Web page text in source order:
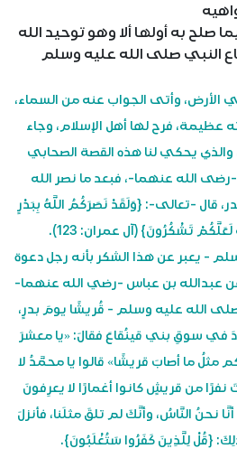
صلح به أولها ألا وهو توحيد الله
النبي صلى الله عليه وسلم
وأتى الجواب عنه من السماء،
عظيمة، فرح لها أهل الإسلام، وجاء
والذي يحكي لنا هذه القصة الصحابي
رضى الله عنهما-، فبعد ما نصر الله
قال -تعالى-: {وَلَقَدْ نَصَرَكُمُ اللَّهُ بِبَدْرٍ
تَشْكُرُونَ} (آل عمران: 123).
- يعبر عن هذا الشكر بأنه رجل دعوة
عبدالله بن عباس -رضي الله عنهما-
الله عليه وسلم - قُريشًا يومَ بدرٍ،
في سوقِ بني قينُقاعَ فقالَ: «يا معشرَ
مثلُ ما أصابَ قريشًا» قالوا يا محمَّدُ لا
من قريشٍ كانوا أغمارًا لا يعرِفونَ
أنَّا نحنُ النَّاسُ، وأنَّكَ لم تلقَ مثلَنا، فأنزلَ
{قُلْ لِلَّذِينَ كَفَرُوا سَتُغْلَبُونَ}.